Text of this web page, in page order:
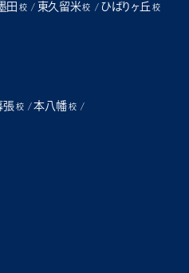
田 校/ 東久留米 校 / ひばりヶ丘 校
張 校/本八幡 校/